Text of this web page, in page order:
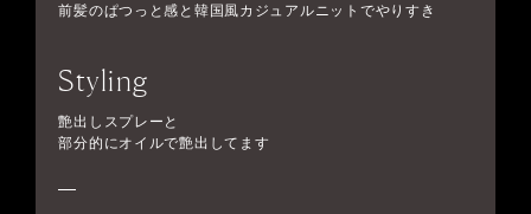
前髪のぱつっと感と韓国風カジュアルニットでやりすき
Styling
艶出しスプレーと
部分的にオイルで艶出してます